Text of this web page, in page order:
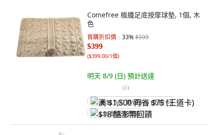
Comefree 植纖足底按摩球墊, 1個, 木
色
首購折扣價 33%$599
$399
($399.00/1個)
明天 8/9 (日) 預計送達
(1)
满 $1,500 再省 $75 (王道卡)
$18 酷澎幣回饋